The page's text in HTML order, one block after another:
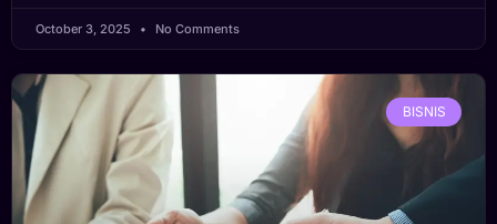
October 3, 2025 No Comments
BISNIS